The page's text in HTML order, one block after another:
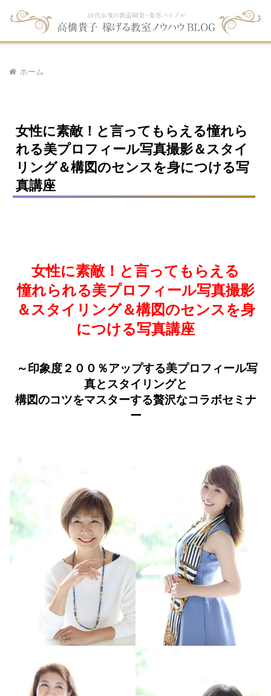
ホーム
女性に素敵！と言ってもらえる憧れら
れる美プロフィール写真撮影＆スタイ
リング＆構図のセンスを身につける写
真講座
女性に素敵！と言ってもらえる
憧れられる美プロフィール写真撮影
＆スタイリング＆構図のセンスを身
につける写真講座
～印象度２００％アップする美プロフィール写
真とスタイリングと
構図のコツをマスターする贅沢なコラボセミナ
ー